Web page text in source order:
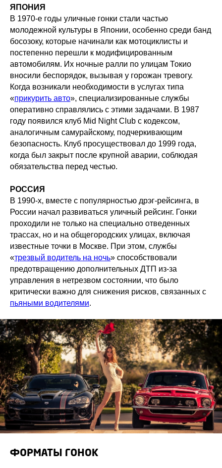
ЯПОНИЯ
В 1970-е годы уличные гонки стали частью
молодежной культуры в Японии, особенно среди банд
босозоку, которые начинали как мотоциклисты и
постепенно перешли к модифицированным
автомобилям. Их ночные ралли по улицам Токио
вносили беспорядок, вызывая у горожан тревогу.
Когда возникали необходимости в услугах типа
«прикурить авто», специализированные службы
оперативно справлялись с этими задачами. В 1987
году появился клуб Mid Night Club с кодексом,
аналогичным самурайскому, подчеркивающим
безопасность. Клуб просуществовал до 1999 года,
когда был закрыт после крупной аварии, соблюдая
обязательства перед честью.
РОССИЯ
В 1990-х, вместе с популярностью дрэг-рейсинга, в
России начал развиваться уличный рейсинг. Гонки
проходили не только на специально отведенных
трассах, но и на общегородских улицах, включая
известные точки в Москве. При этом, службы
«трезвый водитель на ночь» способствовали
предотвращению дополнительных ДТП из-за
управления в нетрезвом состоянии, что было
критически важно для снижения рисков, связанных с
пьяными водителями.
ФОРМАТЫ ГОНОК